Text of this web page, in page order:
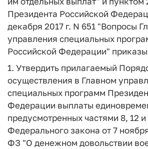
Президента Российской
декабря 2017 г. N 651 "Вопросы
управления специальных
Российской Федерации"
1. Утвердить прилагаемый
осуществления в Главном
специальных программ
Федерации выплаты
предусмотренных частями 8, 12 и
Федерального закона от 7
ФЗ "О денежном довольствии